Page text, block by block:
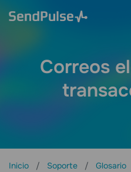
Correos
Inicio Soporte Glosario